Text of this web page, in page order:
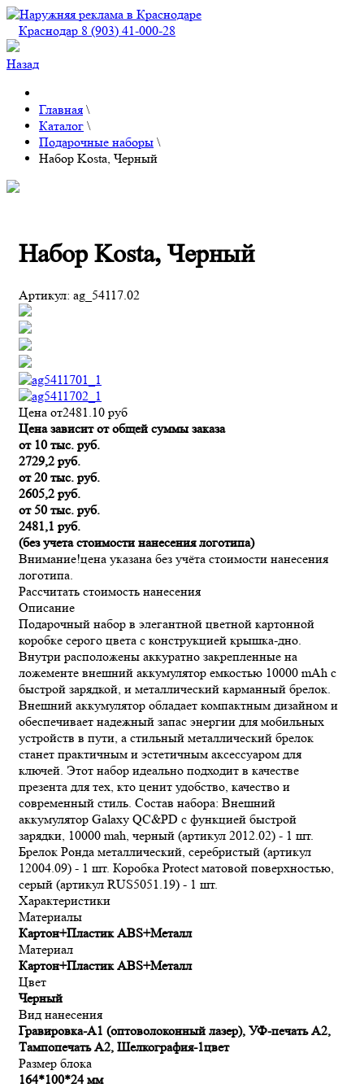
Краснодар 8 (903) 41-000-28
Назад
Главная \
Каталог \
Подарочные наборы \
Набор Kosta, Черный
Набор Kosta, Черный
Артикул: ag_54117.02
Цена от2481.10 руб
Цена зависит от общей суммы заказа
от 10 тыс. руб.
2729,2 руб.
от 20 тыс. руб.
2605,2 руб.
от 50 тыс. руб.
2481,1 руб.
(без учета стоимости нанесения логотипа)
Внимание!цена указана без учёта стоимости нанесения
логотипа.
Рассчитать стоимость нанесения
Описание
Подарочный набор в элегантной цветной картонной
коробке серого цвета с конструкцией крышка-дно.
Внутри расположены аккуратно закрепленные на
ложементе внешний аккумулятор емкостью 10000 mAh с
быстрой зарядкой, и металлический карманный брелок.
Внешний аккумулятор обладает компактным дизайном и
обеспечивает надежный запас энергии для мобильных
устройств в пути, а стильный металлический брелок
станет практичным и эстетичным аксессуаром для
ключей. Этот набор идеально подходит в качестве
презента для тех, кто ценит удобство, качество и
современный стиль. Состав набора: Внешний
аккумулятор Galaxy QC&PD с функцией быстрой
зарядки, 10000 mah, черный (артикул 2012.02) - 1 шт.
Брелок Ронда металлический, серебристый (артикул
12004.09) - 1 шт. Коробка Protect матовой поверхностью,
серый (артикул RUS5051.19) - 1 шт.
Характеристики
Материалы
Картон+Пластик ABS+Металл
Материал
Картон+Пластик ABS+Металл
Цвет
Черный
Вид нанесения
Гравировка-А1 (оптоволоконный лазер), УФ-печать А2,
Тампопечать А2, Шелкография-1цвет
Размер блока
164*100*24 мм